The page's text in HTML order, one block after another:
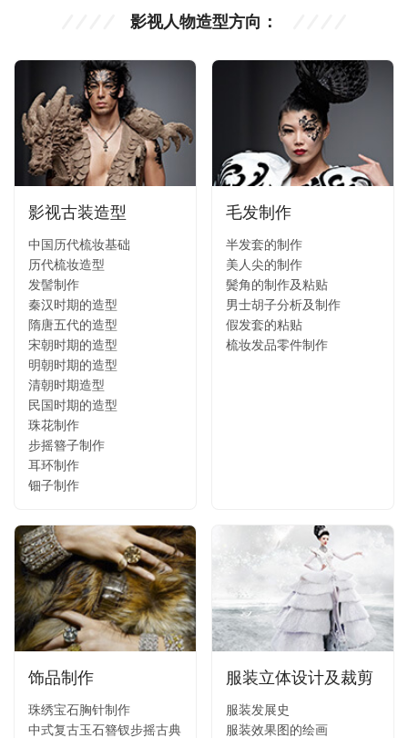
影视人物造型方向：
影视古装造型
中国历代梳妆基础
历代梳妆造型
发髻制作
秦汉时期的造型
隋唐五代的造型
宋朝时期的造型
明朝时期的造型
清朝时期造型
民国时期的造型
珠花制作
步摇簪子制作
耳环制作
钿子制作
毛发制作
半发套的制作
美人尖的制作
鬓角的制作及粘贴
男士胡子分析及制作
假发套的粘贴
梳妆发品零件制作
饰品制作
珠绣宝石胸针制作
中式复古玉石簪钗步摇古典
服装立体设计及裁剪
服装发展史
服装效果图的绘画